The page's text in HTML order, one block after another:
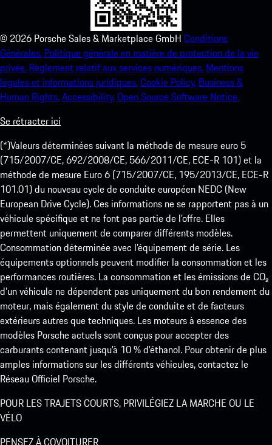
© 2026 Porsche Sales & Marketplace GmbH Conditions
Générales. Politique générale en matière de protection de la vie
privée. Règlement relatif aux services numériques. Mentions
légales et informations juridiques.Cookie Policy. Business &
Human Rights.Accessibility.Open Source Software Notice.
Se rétracter ici
(*)Valeurs déterminées suivant la méthode de mesure euro 5
(715/2007/CE, 692/2008/CE, 566/2011/CE, ECE-R 101) et la
méthode de mesure Euro 6 (715/2007/CE, 195/2013/CE, ECE-R
101.01) du nouveau cycle de conduite européen NEDC (New
European Drive Cycle). Ces informations ne se rapportent pas à un
véhicule spécifique et ne font pas partie de l’offre. Elles
permettent uniquement de comparer différents modèles.
Consommation déterminée avec l’équipement de série. Les
équipements optionnels peuvent modifier la consommation et les
performances routières. La consommation et les émissions de CO₂
d’un véhicule ne dépendent pas uniquement du bon rendement du
moteur, mais également du style de conduite et de facteurs
extérieurs autres que techniques. Les moteurs à essence des
modèles Porsche actuels sont conçus pour accepter des
carburants contenant jusqu’à 10 % d’éthanol. Pour obtenir de plus
amples informations sur les différents véhicules, contactez le
Réseau Officiel Porsche.
POUR LES TRAJETS COURTS, PRIVILÉGIEZ LA MARCHE OU LE
VÉLO
PENSEZ À COVOITURER